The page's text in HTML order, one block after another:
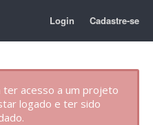
Login Cadastre-se
acesso a um projeto
logado e ter sido